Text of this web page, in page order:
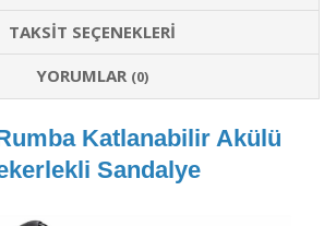
TAKSIT SEÇENEKLERI
YORUMLAR (0)
Katlanabilir Akülü
Sandalye